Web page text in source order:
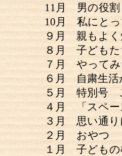
11月 男の役割
10月 私にとっ
９月 親もよく
８月 子ども
７月 やって
６月 自粛生活
５月 特別号
４月 「スペー
３月 思い通り
２月 おやつ
１月 子どもの